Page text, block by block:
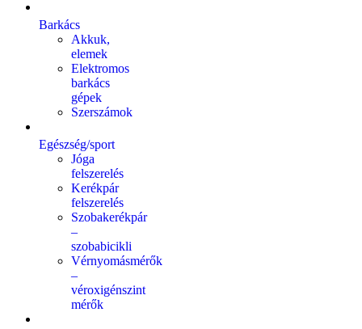
Barkács
Akkuk,
elemek
Elektromos
barkács
gépek
Szerszámok
Egészség/sport
Jóga
felszerelés
Kerékpár
felszerelés
Szobakerékpár
–
szobabicikli
Vérnyomásmérők
–
véroxigénszint
mérők